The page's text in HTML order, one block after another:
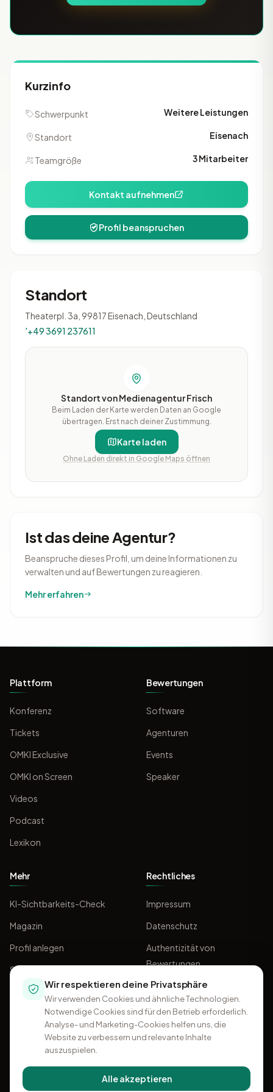
Kurzinfo
Schwerpunkt Weitere Leistungen
Standort Eisenach
Teamgröße 3 Mitarbeiter
Kontakt aufnehmen
Profil beanspruchen
Standort
Theaterpl. 3a, 99817 Eisenach, Deutschland
'+49 3691 237611
Standort von Medienagentur Frisch
Beim Laden der Karte werden Daten an Google
übertragen. Erst nach deiner Zustimmung.
Karte laden
Ohne Laden direkt in Google Maps öffnen
Ist das deine Agentur?
Beanspruche dieses Profil, um deine Informationen zu
verwalten und auf Bewertungen zu reagieren.
Mehr erfahren
Plattform
Konferenz
Tickets
OMKI Exclusive
OMKI on Screen
Videos
Podcast
Lexikon
Bewertungen
Software
Agenturen
Events
Speaker
Mehr
KI-Sichtbarkeits-Check
Magazin
Profil anlegen
Sponsoring
Rechtliches
Impressum
Datenschutz
Authentizität von
Bewertungen
AGB
Wir respektieren deine Privatsphäre
Wir verwenden Cookies und ähnliche Technologien.
Notwendige Cookies sind für den Betrieb erforderlich.
Analyse- und Marketing-Cookies helfen uns, die
Website zu verbessern und relevante Inhalte
auszuspielen.
Alle akzeptieren